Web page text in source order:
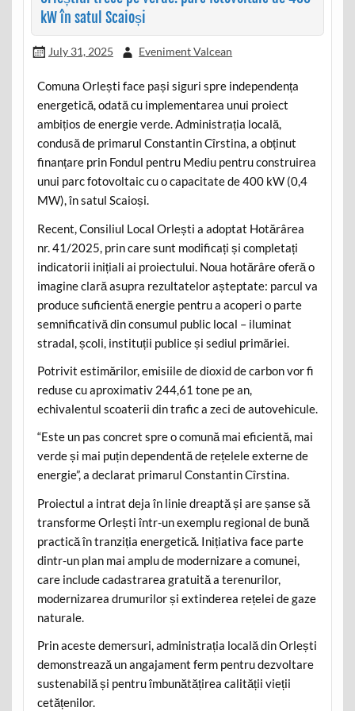
kW în satul Scaioși
July 31, 2025 Eveniment Valcean
Comuna Orlești face pași siguri spre independența
energetică, odată cu implementarea unui proiect
ambițios de energie verde. Administrația locală,
condusă de primarul Constantin Cîrstina, a obținut
finanțare prin Fondul pentru Mediu pentru construirea
unui parc fotovoltaic cu o capacitate de 400 kW (0,4
MW), în satul Scaioși.
Recent, Consiliul Local Orlești a adoptat Hotărârea
nr. 41/2025, prin care sunt modificați și completați
indicatorii inițiali ai proiectului. Noua hotărâre oferă o
imagine clară asupra rezultatelor așteptate: parcul va
produce suficientă energie pentru a acoperi o parte
semnificativă din consumul public local – iluminat
stradal, școli, instituții publice și sediul primăriei.
Potrivit estimărilor, emisiile de dioxid de carbon vor fi
reduse cu aproximativ 244,61 tone pe an,
echivalentul scoaterii din trafic a zeci de autovehicule.
“Este un pas concret spre o comună mai eficientă, mai
verde și mai puțin dependentă de rețelele externe de
energie”, a declarat primarul Constantin Cîrstina.
Proiectul a intrat deja în linie dreaptă și are șanse să
transforme Orlești într-un exemplu regional de bună
practică în tranziția energetică. Inițiativa face parte
dintr-un plan mai amplu de modernizare a comunei,
care include cadastrarea gratuită a terenurilor,
modernizarea drumurilor și extinderea rețelei de gaze
naturale.
Prin aceste demersuri, administrația locală din Orlești
demonstrează un angajament ferm pentru dezvoltare
sustenabilă și pentru îmbunătățirea calității vieții
cetățenilor.